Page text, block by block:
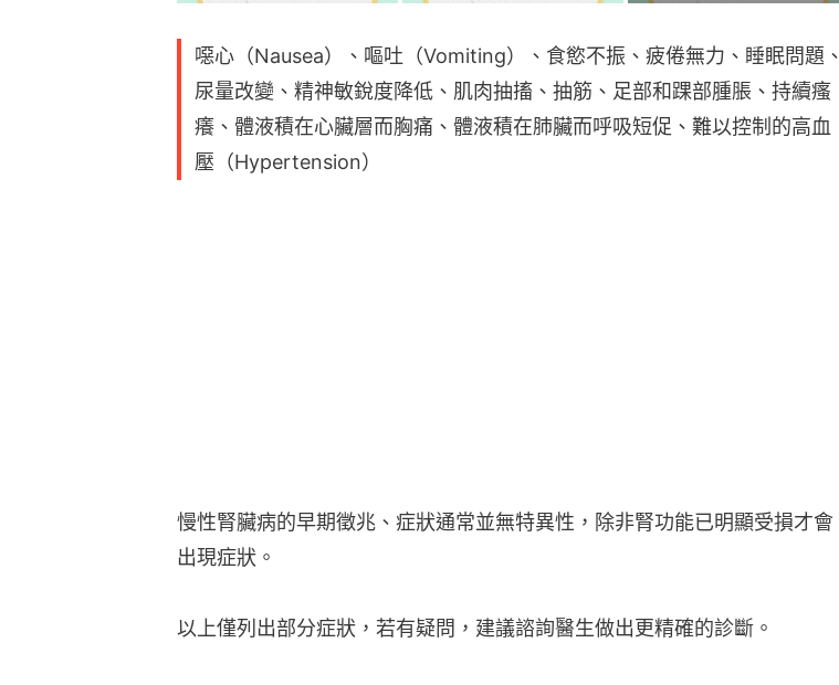
噁心（Nausea）、嘔吐（Vomiting）、食慾不振、疲倦無力、睡眠問題、
尿量改變、精神敏銳度降低、肌肉抽搐、抽筋、足部和踝部腫脹、持續瘙
癢、體液積在心臟層而胸痛、體液積在肺臟而呼吸短促、難以控制的高血
壓（Hypertension）
慢性腎臟病的早期徵兆、症狀通常並無特異性，除非腎功能已明顯受損才會
出現症狀。
以上僅列出部分症狀，若有疑問，建議諮詢醫生做出更精確的診斷。